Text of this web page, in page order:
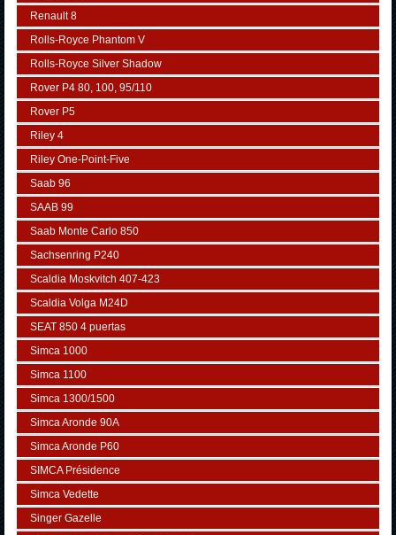
Renault 8
Rolls-Royce Phantom V
Rolls-Royce Silver Shadow
Rover P4 80, 100, 95/110
Rover P5
Riley 4
Riley One-Point-Five
Saab 96
SAAB 99
Saab Monte Carlo 850
Sachsenring P240
Scaldia Moskvitch 407-423
Scaldia Volga M24D
SEAT 850 4 puertas
Simca 1000
Simca 1100
Simca 1300/1500
Simca Aronde 90A
Simca Aronde P60
SIMCA Présidence
Simca Vedette
Singer Gazelle